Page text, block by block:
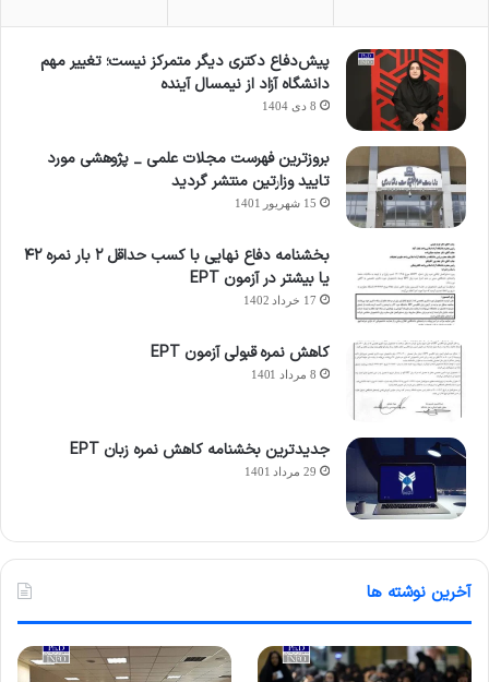
پیش‌دفاع دکتری دیگر متمرکز نیست؛ تغییر مهم
دانشگاه آزاد از نیمسال آینده
8 دی 1404
بروزترین فهرست مجلات علمی _ پژوهشی مورد
تایید وزارتین منتشر گردید
15 شهریور 1401
بخشنامه دفاع نهایی با کسب حداقل ۲ بار نمره ۴۲
یا بیشتر در آزمون EPT
17 خرداد 1402
کاهش نمره قبولی آزمون EPT
8 مرداد 1401
جدیدترین بخشنامه کاهش نمره زبان EPT
29 مرداد 1401
آخرین نوشته ها